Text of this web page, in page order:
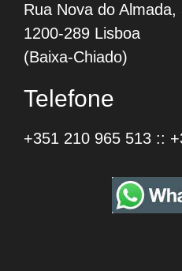
Rua Nova do Almada,
1200-289 Lisboa
(Baixa-Chiado)
Telefone
+351 210 965 513 ::